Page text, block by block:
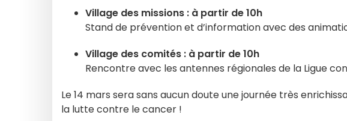
Village des missions : à partir de 10h
Stand de prévention et d’information avec des
Village des comités : à partir de 10h
Rencontre avec les antennes régionales de la Ligue
Le 14 mars sera sans aucun doute une journée très
la lutte contre le cancer !